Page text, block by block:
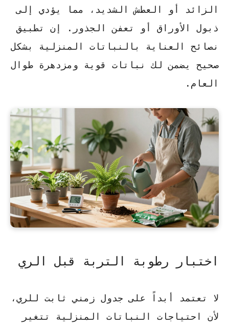
الزائد أو العطش الشديد، مما يؤدي إلى
ذبول الأوراق أو تعفن الجذور. إن تطبيق
نصائح العناية بالنباتات المنزلية بشكل
صحيح يضمن لك نباتات قوية ومزدهرة طوال
العام.
اختبار رطوبة التربة قبل الري
لا تعتمد أبداً على جدول زمني ثابت للري،
لأن
احتياجات النباتات المنزلية تتغير